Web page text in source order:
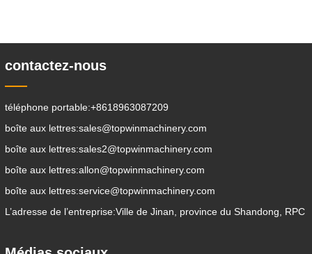
des avenues peuvent être
contactez-nous
téléphone portable:+8618963087209
boîte aux lettres:sales@topwinmachinery.com
boîte aux lettres:sales2@topwinmachinery.com
boîte aux lettres:allon@topwinmachinery.com
boîte aux lettres:service@topwinmachinery.com
L’adresse de l’entreprise:Ville de Jinan, province du Shandong, RPC